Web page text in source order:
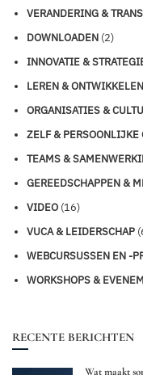
VERANDERING &
DOWNLOADEN (2)
INNOVATIE &
LEREN & ONTWIKKELEN
ORGANISATIES &
ZELF & PERSOONLIJKE
TEAMS &
GEREEDSCHAPPEN &
VIDEO (16)
VUCA & LEIDERSCHAP
WEBCURSUSSEN EN -
WORKSHOPS &
RECENTE BERICHTEN
Wat maakt